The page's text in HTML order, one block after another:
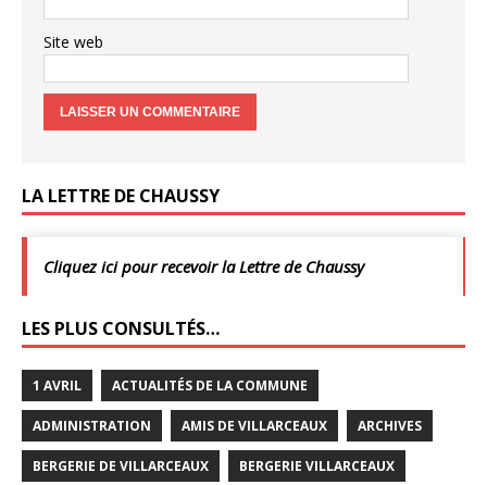
Site web
LA LETTRE DE CHAUSSY
Cliquez ici pour recevoir la Lettre de Chaussy
LES PLUS CONSULTÉS…
1 AVRIL ACTUALITÉS DE LA COMMUNE
ADMINISTRATION AMIS DE VILLARCEAUX ARCHIVES
BERGERIE DE VILLARCEAUX BERGERIE VILLARCEAUX